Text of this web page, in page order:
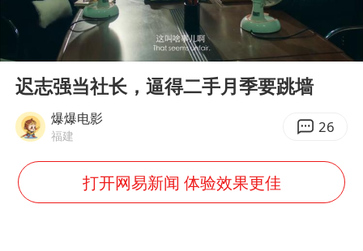
U17国足1分钟轰2球
宇树科技发行价格150.80元/股
五粮液渠道价一箱上涨近百元
24小时不关空调 电费会更低吗
把党建设得更加坚强有力
Play
00:00 00:39
迟志强当社长，逼得二手月季要跳墙
爆爆电影
福建 26
打开网易新闻 体验效果更佳